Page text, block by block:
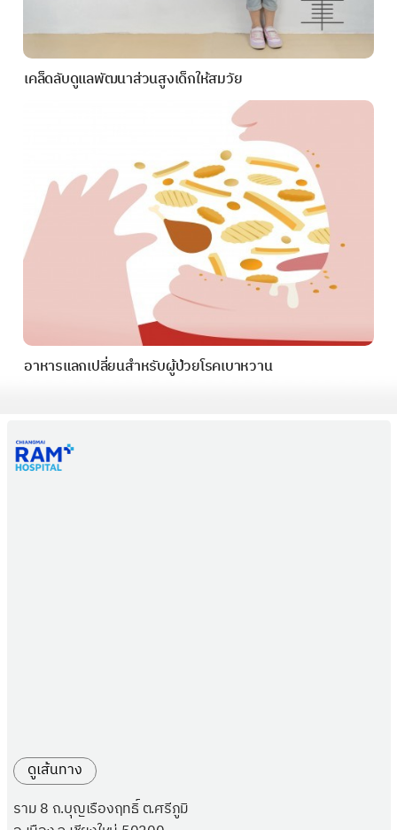
เคล็ดลับดูแลพัฒนาส่วนสูงเด็กให้สมวัย
อาหารแลกเปลี่ยนสำหรับผู้ป่วยโรคเบาหวาน
ดูเส้นทาง
ราม 8 ถ.บุญเรืองฤทธิ์ ต.ศรีภูมิ